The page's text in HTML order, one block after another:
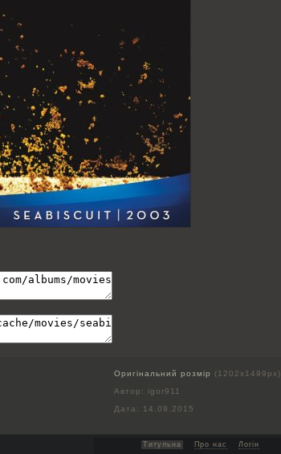
Оригінальний розмір
(1202x1499px)
Автор: igor911
Дата: 14.09.2015
Титульна Про нас Логін